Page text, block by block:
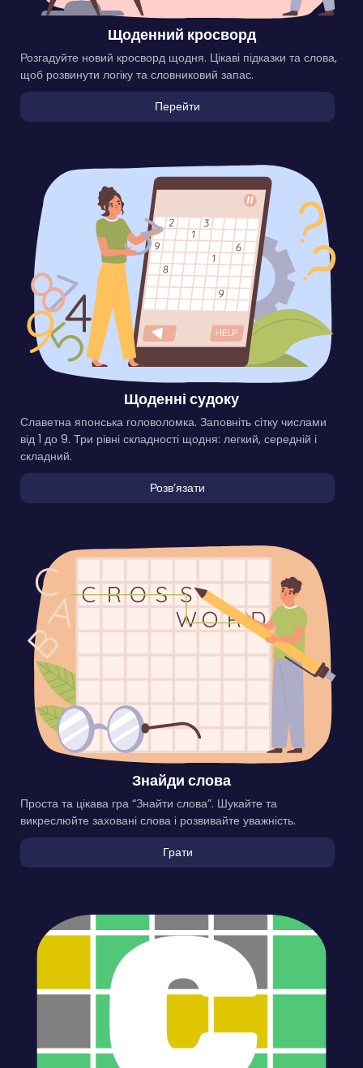
Щоденний кросворд
Розгадуйте новий кросворд щодня. Цікаві підказки та слова,
щоб розвинути логіку та словниковий запас.
Перейти
Щоденні судоку
Славетна японська головоломка. Заповніть сітку числами
від 1 до 9. Три рівні складності щодня: легкий, середній і
складний.
Розвʼязати
Знайди слова
Проста та цікава гра “Знайти слова”. Шукайте та
викреслюйте заховані слова і розвивайте уважність.
Грати